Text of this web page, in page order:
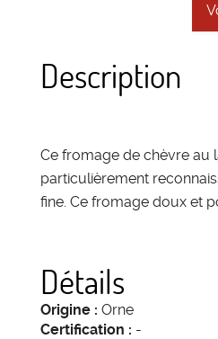
Description
Ce fromage de chèvre au
particulièrement
fine. Ce fromage doux et
Détails
Origine : Orne
Certification : -